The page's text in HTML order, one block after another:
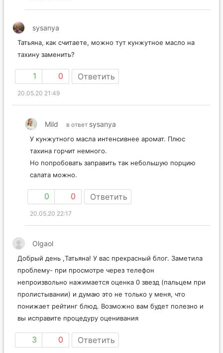
sysanya
Татьяна, как считаете, можно тут кунжутное масло на
тахину заменить?
1 0 Ответить
20.05.20 21:49
Mild в ответ sysanya
У кунжутного масла интенсивнее аромат. Плюс
тахина горчит немного.
Но попробовать заправить так небольшую порцию
салата можно.
0 0 Ответить
20.05.20 22:17
Olgaol
Добрый день ,Татьяна! У вас прекрасный блог. Заметила
проблему- при просмотре через телефон
непроизвольно нажимается оценка 0 звезд (пальцем при
пролистывании) и думаю это не только у меня, что
понижает рейтинг блюд. Возможно вам будет полезно и
вы исправите процедуру оценивания
3 0 Ответить